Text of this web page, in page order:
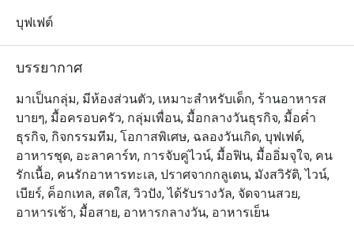
significant difference.
On to the food: the carving station
rotates its offerings, so I missed out
salmon more than made up for it —
moist, well-seasoned, and genuinely
flavorful. I also worked my way
through quite a bit of the spread: the
Chicken Cobb salad was fresh and
satisfying, and the smoked salmon
salad was a highlight. The salmon
เมดิเตอร์เรเนียน ที่มีพาสต้าสด พิซซ่าอบเตาถ่าน และสลัด
มีเมนูเนื้ออบระดับพรีเมียม และ โซนอาหารญี่ปุ่น เสิร์ฟซูชิ
ซาชิมิ และบุฟเฟ่ต์อาหารดิบ
Seasonal Tastes @ The Westin Grande Sukhumvit
Bangkok เป็นห้องอาหารบุฟเฟ่ต์นานาชาติที่มีชีวิตชีวา ให้
บริการอาหารตะวันตก ไทย อินเดีย และญี่ปุ่น ตั้งอยู่ชั้น 7
ของโรงแรม The Westin Grande Sukhumvit Bangkok เดิน
ทางสะดวกจาก MRT สุขุมวิท และใกล้แหล่งท่องเที่ยวใน
บุฟเฟต์
บรรยากาศ
มาเป็นกลุ่ม, มีห้องส่วนตัว, เหมาะสำหรับเด็ก, ร้านอาหารส
บายๆ, มื้อครอบครัว, กลุ่มเพื่อน, มื้อกลางวันธุรกิจ, มื้อค่ำ
ธุรกิจ, กิจกรรมทีม, โอกาสพิเศษ, ฉลองวันเกิด, บุฟเฟต์,
อาหารชุด, อะลาคาร์ท, การจับคู่ไวน์, มื้อฟิน, มื้ออิ่มจุใจ, คน
รักเนื้อ, คนรักอาหารทะเล, ปราศจากกลูเตน, มังสวิรัติ, ไวน์,
เบียร์, ค็อกเทล, สดใส, วิวปัง, ได้รับรางวัล, จัดจานสวย,
อาหารเช้า, มื้อสาย, อาหารกลางวัน, อาหารเย็น